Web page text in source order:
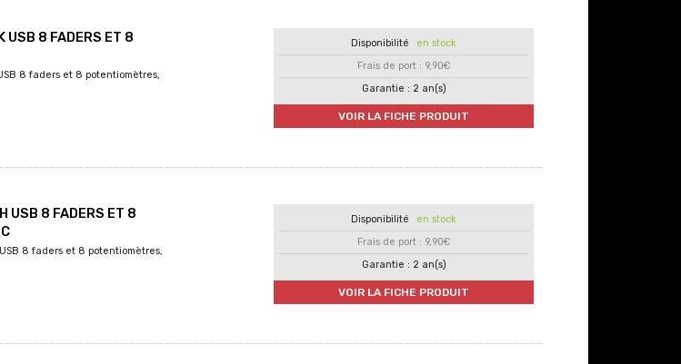
USB 8 FADERS ET 8
USB 8 faders et 8 potentiomètres,
en stock
Frais de port : 9,90€
Garantie : 2 an(s)
VOIR LA FICHE PRODUIT
USB 8 FADERS ET 8
USB 8 faders et 8 potentiomètres,
en stock
Frais de port : 9,90€
Garantie : 2 an(s)
VOIR LA FICHE PRODUIT